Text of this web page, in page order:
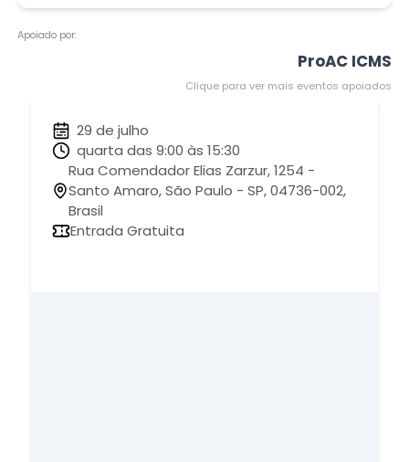
Apoiado por:
ProAC ICMS
Clique para ver mais eventos apoiados
29 de julho
quarta das 9:00 às 15:30
Rua Comendador Elias Zarzur, 1254 -
Santo Amaro, São Paulo - SP, 04736-002,
Brasil
Entrada Gratuita